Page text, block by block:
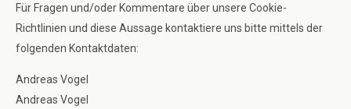
Für Fragen und/oder Kommentare über unsere Cookie-
Richtlinien und diese Aussage kontaktiere uns bitte mittels der
folgenden Kontaktdaten:
Andreas Vogel
Andreas Vogel